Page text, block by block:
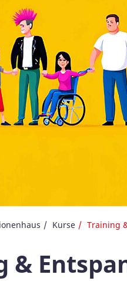
Kurse Training
&